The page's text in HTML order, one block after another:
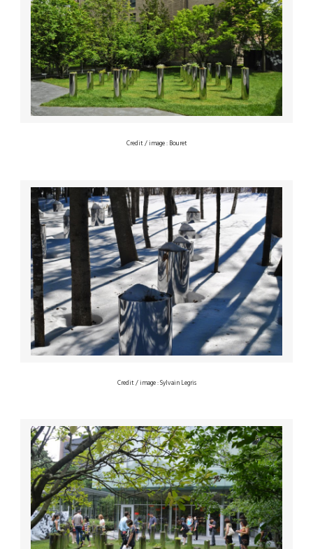
Credit / image : Bouret
Credit / image : Sylvain Legris